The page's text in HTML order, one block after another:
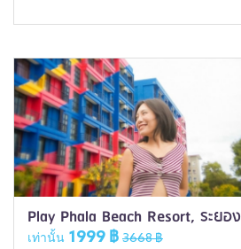
Play Phala Beach Resort, ระยอง
เท่านั้น 1999 ฿ 3668 ฿